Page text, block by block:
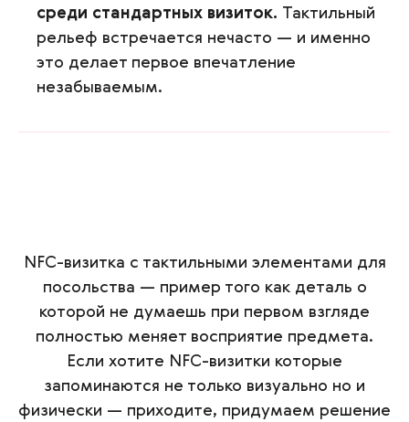
среди стандартных визиток. Тактильный
рельеф встречается нечасто — и именно
это делает первое впечатление
незабываемым.
NFC-визитка с тактильными элементами для
посольства — пример того как деталь о
которой не думаешь при первом взгляде
полностью меняет восприятие предмета.
Если хотите NFC-визитки которые
запоминаются не только визуально но и
физически — приходите, придумаем решение